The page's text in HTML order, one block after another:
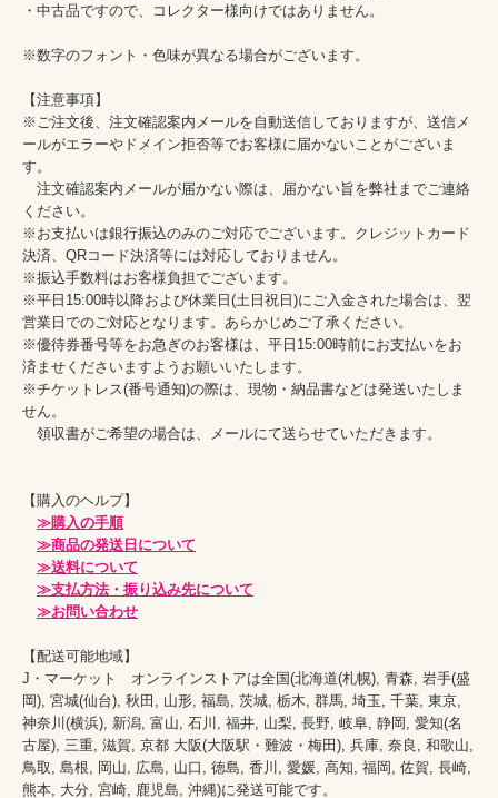
・中古品ですので、コレクター様向けではありません。
※数字のフォント・色味が異なる場合がございます。
【注意事項】
※ご注文後、注文確認案内メールを自動送信しておりますが、送信メ
ールがエラーやドメイン拒否等でお客様に届かないことがございま
す。
注文確認案内メールが届かない際は、届かない旨を弊社までご連絡
ください。
※お支払いは銀行振込のみのご対応でございます。クレジットカード
決済、QRコード決済等には対応しておりません。
※振込手数料はお客様負担でございます。
※平日15:00時以降および休業日(土日祝日)にご入金された場合は、翌
営業日でのご対応となります。あらかじめご了承ください。
※優待券番号等をお急ぎのお客様は、平日15:00時前にお支払いをお
済ませくださいますようお願いいたします。
※チケットレス(番号通知)の際は、現物・納品書などは発送いたしま
せん。
領収書がご希望の場合は、メールにて送らせていただきます。
【購入のヘルプ】
≫購入の手順
≫商品の発送日について
≫送料について
≫支払方法・振り込み先について
≫お問い合わせ
【配送可能地域】
J・マーケット　オンラインストアは全国(北海道(札幌), 青森, 岩手(盛
岡), 宮城(仙台), 秋田, 山形, 福島, 茨城, 栃木, 群馬, 埼玉, 千葉, 東京,
神奈川(横浜), 新潟, 富山, 石川, 福井, 山梨, 長野, 岐阜, 静岡, 愛知(名
古屋), 三重, 滋賀, 京都 大阪(大阪駅・難波・梅田), 兵庫, 奈良, 和歌山,
鳥取, 島根, 岡山, 広島, 山口, 徳島, 香川, 愛媛, 高知, 福岡, 佐賀, 長崎,
熊本, 大分, 宮崎, 鹿児島, 沖縄)に発送可能です。